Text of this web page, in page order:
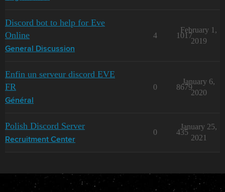
Discord bot to help for Eve
Online
General Discussion
4 1017
February 1,
2019
Enfin un serveur discord EVE
FR
Général
0 8679
January 6,
2020
Polish Discord Server
Recruitment Center
0 435
January 25,
2021